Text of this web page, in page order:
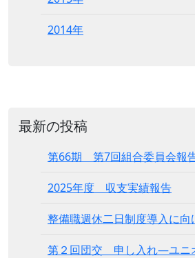
2014年
最新の投稿
第66期 第7回組合委員会報
2025年度 収支実績報告
整備職週休二日制度導入に向
第２回団交 申し入れ―ユニ